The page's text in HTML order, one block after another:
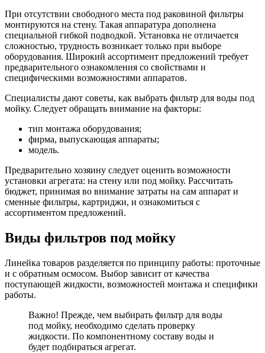
При отсутствии свободного места под раковиной фильтры
монтируются на стену. Такая аппаратура дополнена
специальной гибкой подводкой. Установка не отличается
сложностью, трудность возникает только при выборе
оборудования. Широкий ассортимент предложений требует
предварительного ознакомления со свойствами и
специфическими возможностями аппаратов.
Специалисты дают советы, как выбрать фильтр для воды под
мойку. Следует обращать внимание на факторы:
тип монтажа оборудования;
фирма, выпускающая аппараты;
модель.
Предварительно хозяину следует оценить возможности
установки агрегата: на стену или под мойку. Рассчитать
бюджет, принимая во внимание затраты на сам аппарат и
сменные фильтры, картриджи, и ознакомиться с
ассортиментом предложений.
Виды фильтров под мойку
Линейка товаров разделяется по принципу работы: проточные
и с обратным осмосом. Выбор зависит от качества
поступающей жидкости, возможностей монтажа и специфики
работы.
Важно! Прежде, чем выбирать фильтр для воды
под мойку, необходимо сделать проверку
жидкости. По компонентному составу воды и
будет подбираться агрегат.